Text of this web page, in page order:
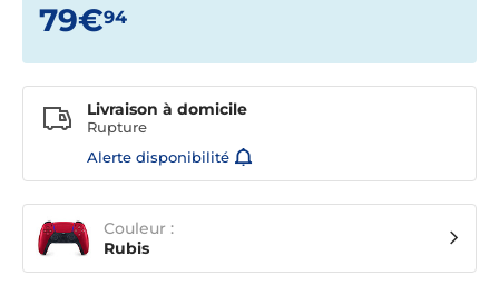
79€94
Livraison à domicile
Rupture
Alerte disponibilité
Couleur :
Rubis